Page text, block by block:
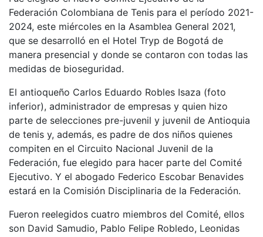
Federación Colombiana de Tenis para el período 2021-
2024, este miércoles en la Asamblea General 2021,
que se desarrolló en el Hotel Tryp de Bogotá de
manera presencial y donde se contaron con todas las
medidas de bioseguridad.
El antioqueño Carlos Eduardo Robles Isaza (foto
inferior), administrador de empresas y quien hizo
parte de selecciones pre-juvenil y juvenil de Antioquia
de tenis y, además, es padre de dos niños quienes
compiten en el Circuito Nacional Juvenil de la
Federación, fue elegido para hacer parte del Comité
Ejecutivo. Y el abogado Federico Escobar Benavides
estará en la Comisión Disciplinaria de la Federación.
Fueron reelegidos cuatro miembros del Comité, ellos
son David Samudio, Pablo Felipe Robledo, Leonidas